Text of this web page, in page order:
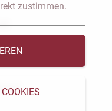
zustimmen.